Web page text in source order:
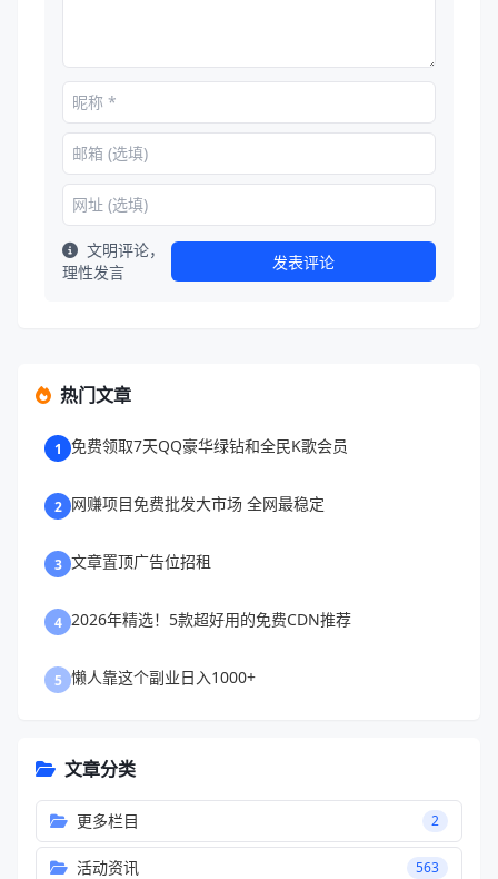
文明评论，
理性发言
发表评论
热门文章
1 免费领取7天QQ豪华绿钻和全民K歌会员
2 网赚项目免费批发大市场 全网最稳定
3 文章置顶广告位招租
4 2026年精选！5款超好用的免费CDN推荐
5 懒人靠这个副业日入1000+
文章分类
更多栏目 2
活动资讯 563